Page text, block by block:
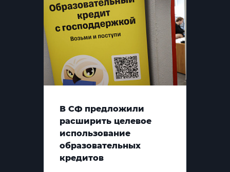
В СФ предложили
расширить целевое
использование
образовательных
кредитов